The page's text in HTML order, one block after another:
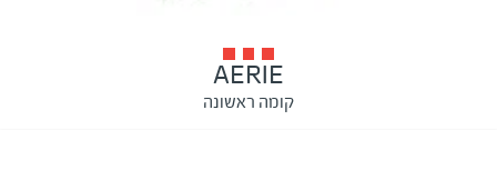
AERIE
קומה ראשונה